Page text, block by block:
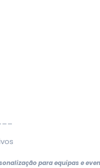
para equipas e